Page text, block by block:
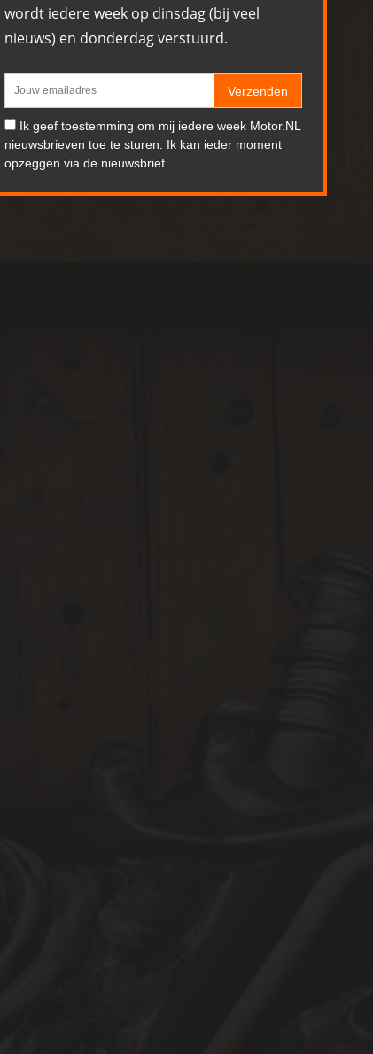
wordt iedere week op dinsdag (bij veel
nieuws) en donderdag verstuurd.
Verzenden
Ik geef toestemming om mij iedere week Motor.NL
nieuwsbrieven toe te sturen. Ik kan ieder moment
opzeggen via de nieuwsbrief.